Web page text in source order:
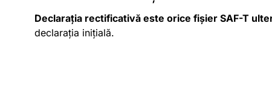
Declarația rectificativă este orice fișier SAF-T
declarația inițială.